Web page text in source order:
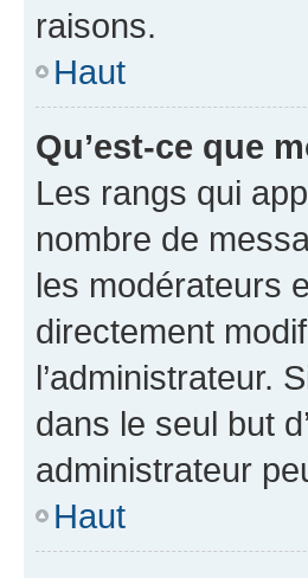
raisons.
Haut
Qu’est-ce que
Les rangs qui
nombre de
les modérateurs
directement
l’administrateur.
dans le seul but
administrateur
Haut